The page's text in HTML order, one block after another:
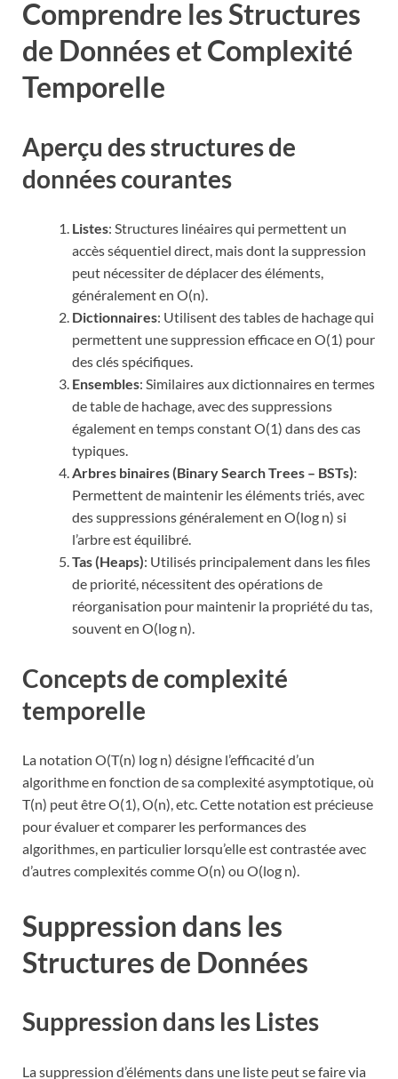
Comprendre les Structures
de Données et Complexité
Temporelle
Aperçu des structures de
données courantes
Listes: Structures linéaires qui permettent un
accès séquentiel direct, mais dont la suppression
peut nécessiter de déplacer des éléments,
généralement en O(n).
Dictionnaires: Utilisent des tables de hachage qui
permettent une suppression efficace en O(1) pour
des clés spécifiques.
Ensembles: Similaires aux dictionnaires en termes
de table de hachage, avec des suppressions
également en temps constant O(1) dans des cas
typiques.
Arbres binaires (Binary Search Trees – BSTs):
Permettent de maintenir les éléments triés, avec
des suppressions généralement en O(log n) si
l’arbre est équilibré.
Tas (Heaps): Utilisés principalement dans les files
de priorité, nécessitent des opérations de
réorganisation pour maintenir la propriété du tas,
souvent en O(log n).
Concepts de complexité
temporelle
La notation O(T(n) log n) désigne l’efficacité d’un
algorithme en fonction de sa complexité asymptotique, où
T(n) peut être O(1), O(n), etc. Cette notation est précieuse
pour évaluer et comparer les performances des
algorithmes, en particulier lorsqu’elle est contrastée avec
d’autres complexités comme O(n) ou O(log n).
Suppression dans les
Structures de Données
Suppression dans les Listes
La suppression d’éléments dans une liste peut se faire via